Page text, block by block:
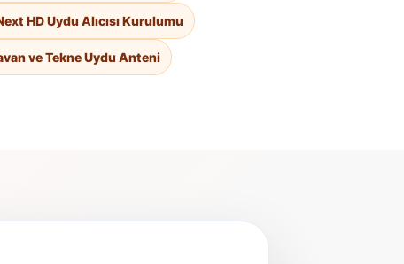
HD Uydu Alıcısı Kurulumu
ve Tekne Uydu Anteni